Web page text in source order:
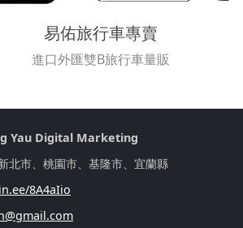
易佑旅行車專賣
進口外匯雙B旅行車量販
Yau Digital Marketing
北市、桃園市、基隆市、宜蘭縣
8A4aIio